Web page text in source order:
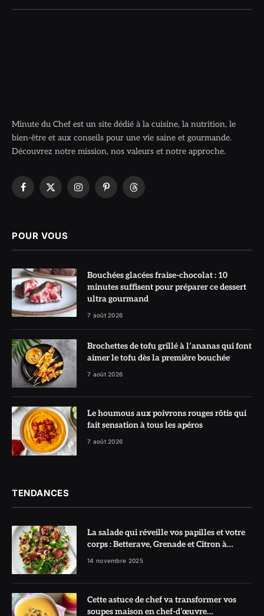
Minute du Chef est un site dédié à la cuisine, la nutrition, le
bien-être et aux conseils pour une vie saine et gourmande.
Découvrez notre mission, nos valeurs et notre approche.
Facebook
X
InstagramPinterestThreads
POUR VOUS
Bouchées glacées fraise-chocolat : 10
minutes suffisent pour préparer ce dessert
ultra gourmand
7 août 2026
Brochettes de tofu grillé à l’ananas qui font
aimer le tofu dès la première bouchée
7 août 2026
Le houmous aux poivrons rouges rôtis qui
fait sensation à tous les apéros
7 août 2026
TENDANCES
La salade qui réveille vos papilles et votre
corps : Betterave, Grenade et Citron à
l’honneur
14 novembre 2025
Cette astuce de chef va transformer vos
soupes maison en chef-d’œuvre